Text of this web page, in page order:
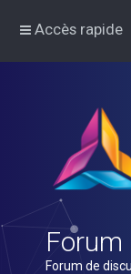
Accès rapide
Forum
Forum de